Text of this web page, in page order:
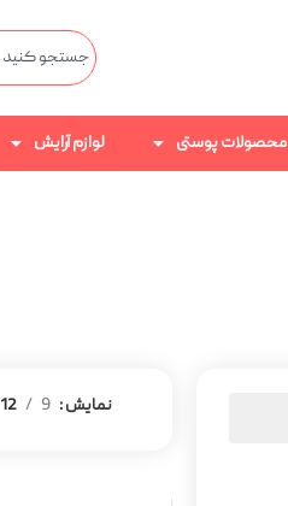
محصولات پوستی لوازم آرایش
نمایش 9
12